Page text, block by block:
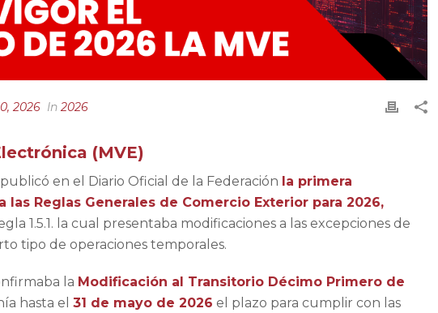
2026 In 2026
(MVE)
en el Diario Oficial de la Federación la primera
Reglas Generales de Comercio Exterior para 2026,
1.5.1. la cual presentaba modificaciones a las excepciones de
tipo de operaciones temporales.
la Modificación al Transitorio Décimo Primero de
hasta el 31 de mayo de 2026 el plazo para cumplir con las